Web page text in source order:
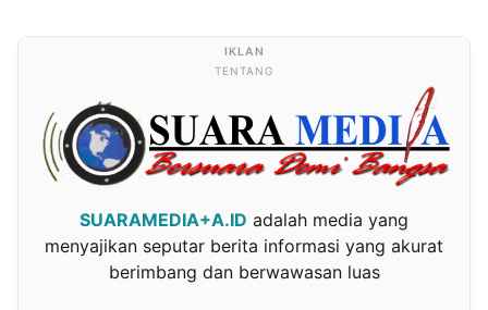
TENTANG
SUARAMEDIA+A.ID adalah media yang
menyajikan seputar berita informasi yang akurat
berimbang dan berwawasan luas